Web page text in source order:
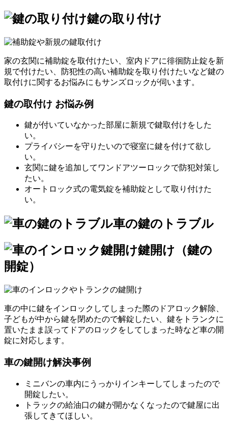
鍵の取り付け
家の玄関に補助錠を取付けたい、室内ドアに徘徊防止錠を新
規で付けたい、防犯性の高い補助錠を取り付けたいなど鍵の
取付けに関するお悩みにもサンズロックが伺います。
鍵の取付け お悩み例
鍵が付いていなかった部屋に新規で鍵取付けをした
い。
プライバシーを守りたいので寝室に鍵を付けて欲し
い。
玄関に鍵を追加してワンドアツーロックで防犯対策し
たい。
オートロック式の電気錠を補助錠として取り付けた
い。
車の鍵のトラブル
鍵開け（鍵の
開錠）
車の中に鍵をインロックしてしまった際のドアロック解除、
子どもが中から鍵を閉めたので解錠したい、鍵をトランクに
置いたまま誤ってドアのロックをしてしまった時など車の開
錠に対応します。
車の鍵開け解決事例
ミニバンの車内にうっかりインキーしてしまったので
開錠したい。
トラックの給油口の鍵が開かなくなったので鍵屋に出
張してきてほしい。